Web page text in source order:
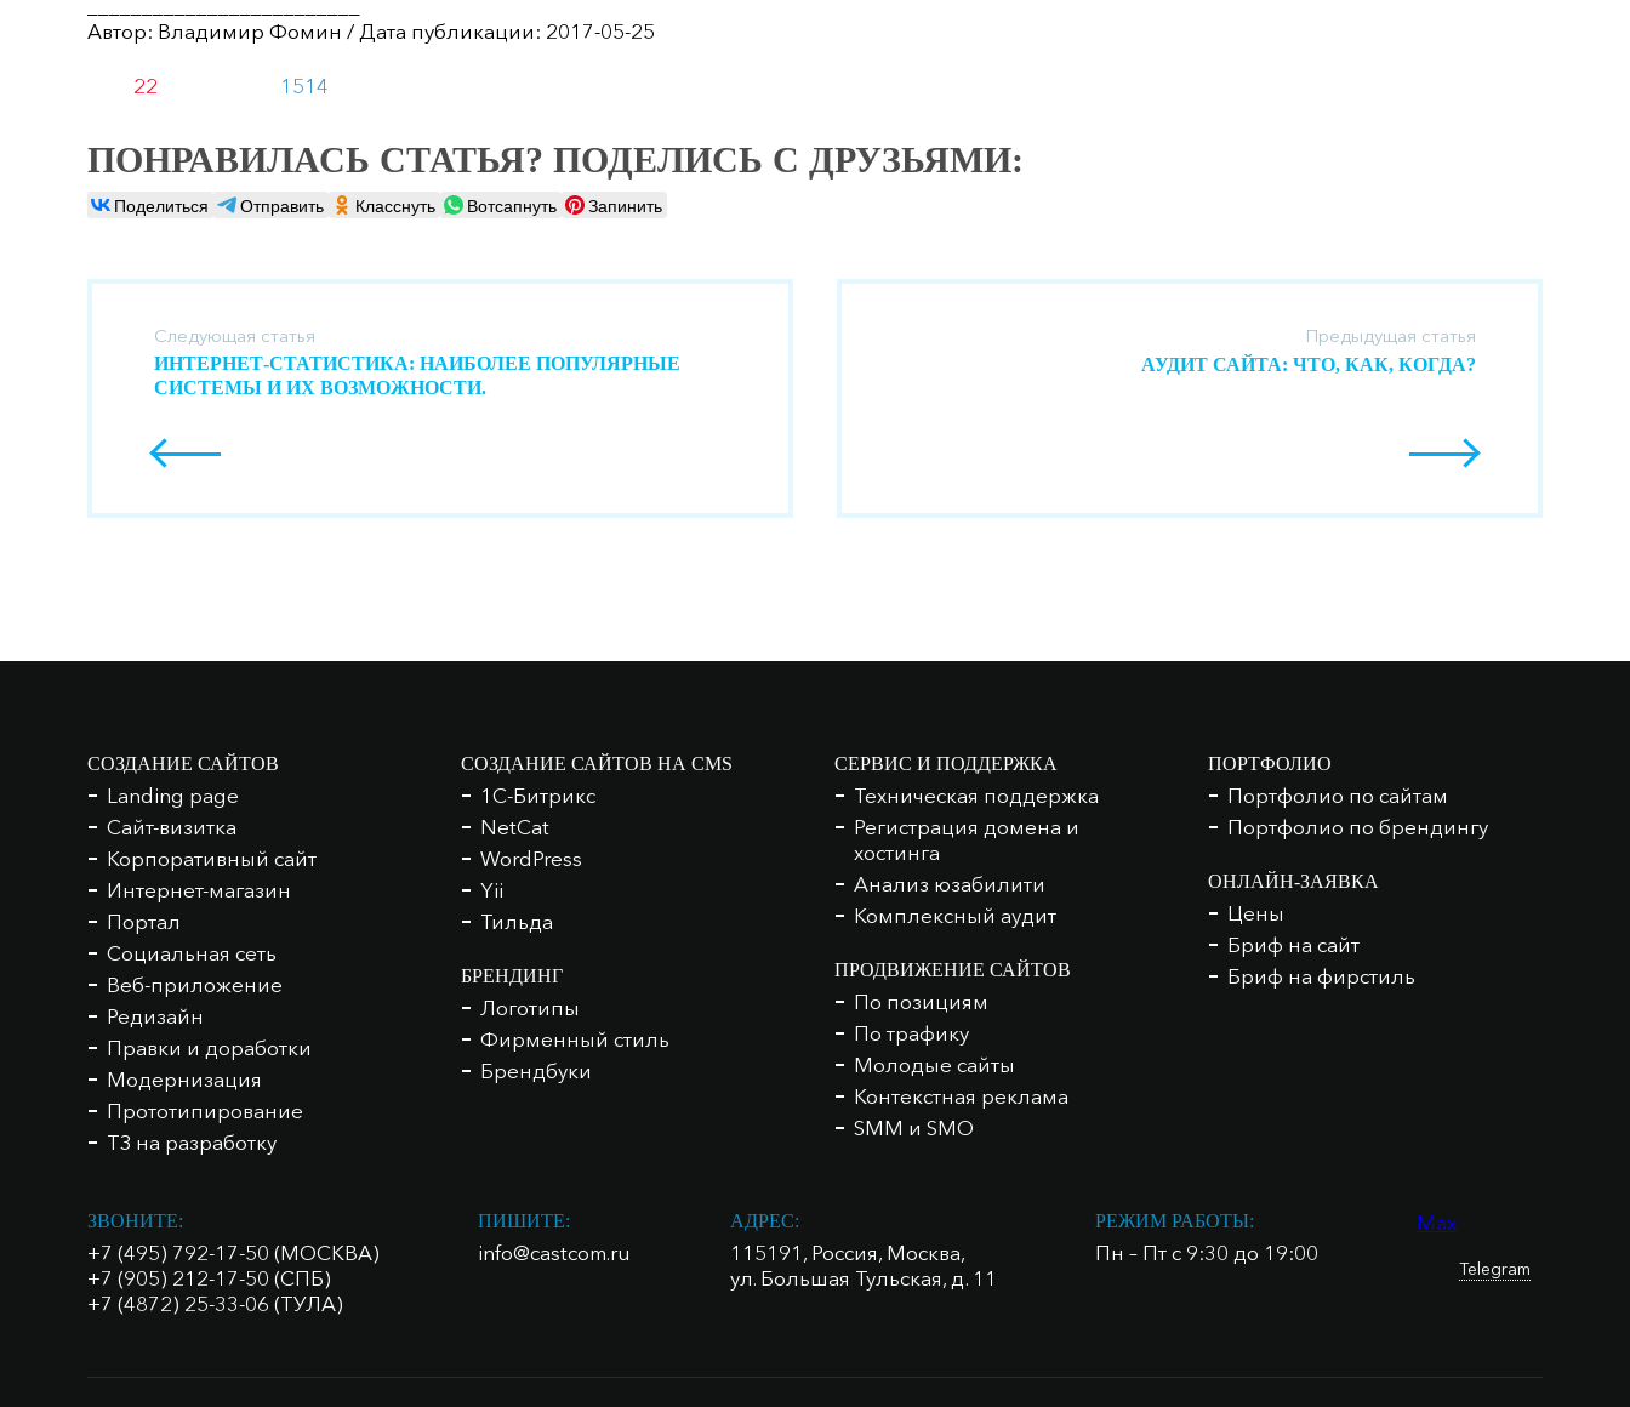
Автор: Владимир Фомин / Дата публикации: 2017-05-25
22 1514
ПОНРАВИЛАСЬ СТАТЬЯ? ПОДЕЛИСЬ С ДРУЗЬЯМИ:
Поделиться Отправить Класснуть Вотсапнуть Запинить
Следующая статья
ИНТЕРНЕТ-СТАТИСТИКА: НАИБОЛЕЕ ПОПУЛЯРНЫЕ
СИСТЕМЫ И ИХ ВОЗМОЖНОСТИ.
Предыдущая статья
АУДИТ САЙТА: ЧТО, КАК, КОГДА?
СОЗДАНИЕ САЙТОВ
Landing page
Сайт-визитка
Корпоративный сайт
Интернет-магазин
Портал
Социальная сеть
Веб-приложение
Редизайн
Правки и доработки
Модернизация
Прототипирование
ТЗ на разработку
СОЗДАНИЕ САЙТОВ НА CMS
1С-Битрикс
NetCat
WordPress
Yii
Тильда
БРЕНДИНГ
Логотипы
Фирменный стиль
Брендбуки
СЕРВИС И ПОДДЕРЖКА
Техническая поддержка
Регистрация домена и
хостинга
Анализ юзабилити
Комплексный аудит
ПРОДВИЖЕНИЕ САЙТОВ
По позициям
По трафику
Молодые сайты
Контекстная реклама
SMM и SMO
ПОРТФОЛИО
Портфолио по сайтам
Портфолио по брендингу
ОНЛАЙН-ЗАЯВКА
Цены
Бриф на сайт
Бриф на фирстиль
ЗВОНИТЕ:
+7 (495) 792-17-50 (МОСКВА)
+7 (905) 212-17-50 (СПБ)
+7 (4872) 25-33-06 (ТУЛА)
ПИШИТЕ:
info@castcom.ru
АДРЕС:
115191, Россия, Москва,
ул. Большая Тульская, д. 11
РЕЖИМ РАБОТЫ:
Пн – Пт с 9:30 до 19:00
Max
Telegram